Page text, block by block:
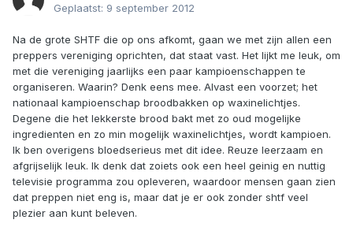
Geplaatst: 9 september 2012
Na de grote SHTF die op ons afkomt, gaan we met zijn allen een
preppers vereniging oprichten, dat staat vast. Het lijkt me leuk, om
met die vereniging jaarlijks een paar kampioenschappen te
organiseren. Waarin? Denk eens mee. Alvast een voorzet; het
nationaal kampioenschap broodbakken op waxinelichtjes.
Degene die het lekkerste brood bakt met zo oud mogelijke
ingredienten en zo min mogelijk waxinelichtjes, wordt kampioen.
Ik ben overigens bloedserieus met dit idee. Reuze leerzaam en
afgrijselijk leuk. Ik denk dat zoiets ook een heel geinig en nuttig
televisie programma zou opleveren, waardoor mensen gaan zien
dat preppen niet eng is, maar dat je er ook zonder shtf veel
plezier aan kunt beleven.